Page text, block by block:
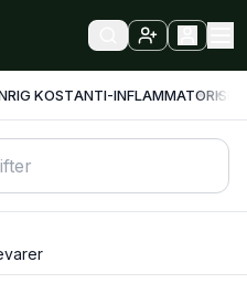
KOSTANTI-INFLAMMATORISK